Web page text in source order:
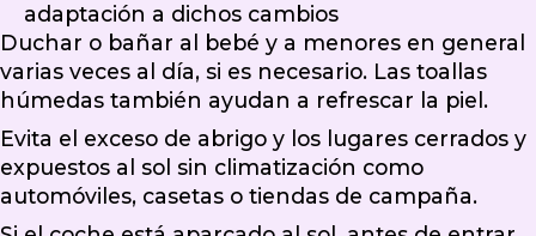
adaptación a dichos cambios
Duchar o bañar al bebé y a menores en general
varias veces al día, si es necesario. Las toallas
húmedas también ayudan a refrescar la piel.
Evita el exceso de abrigo y los lugares cerrados y
expuestos al sol sin climatización como
automóviles, casetas o tiendas de campaña.